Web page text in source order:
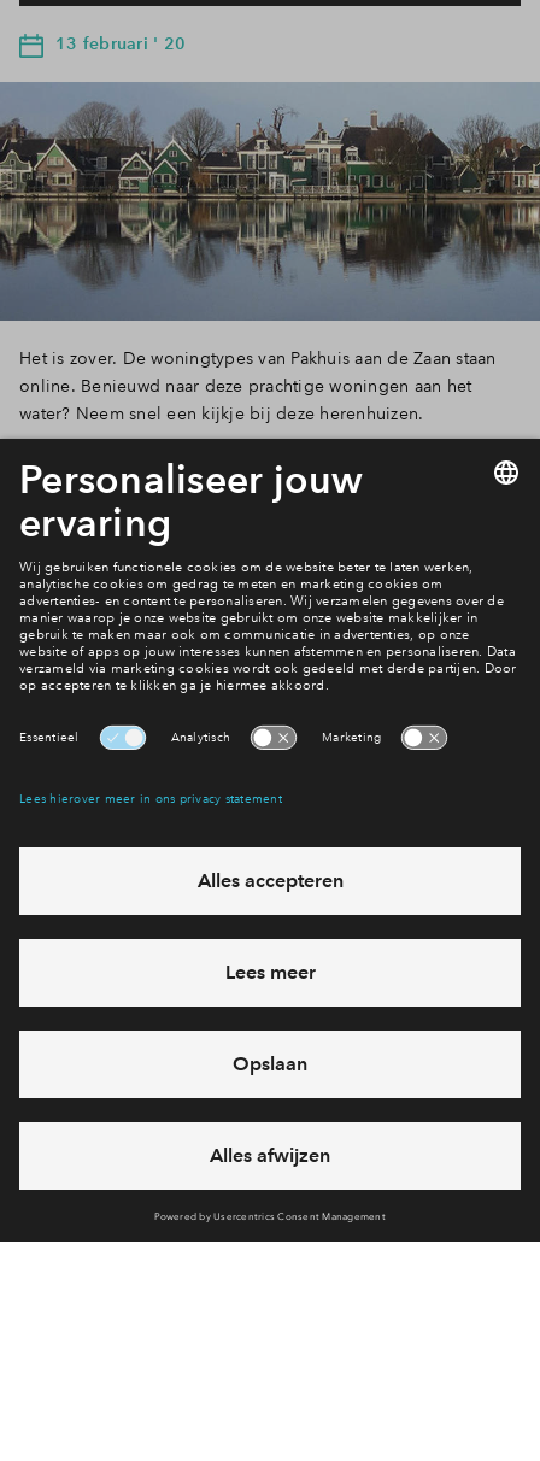
13 februari ' 20
Het is zover. De woningtypes van Pakhuis aan de Zaan staan
online. Benieuwd naar deze prachtige woningen aan het
water? Neem snel een kijkje bij deze herenhuizen.
Lees verder
6 van 8
Interesse? Meld je dan snel aan
Hiermee blijf je op de hoogte van het belangrijkste nieuws en
Ja, ik wil mij aanmelden
Heb je een vraag en wil je direct antwoord? Bel ons op
feestdagen)
vandaag van 09:00 - 18:00 uur
via chat en telefoon